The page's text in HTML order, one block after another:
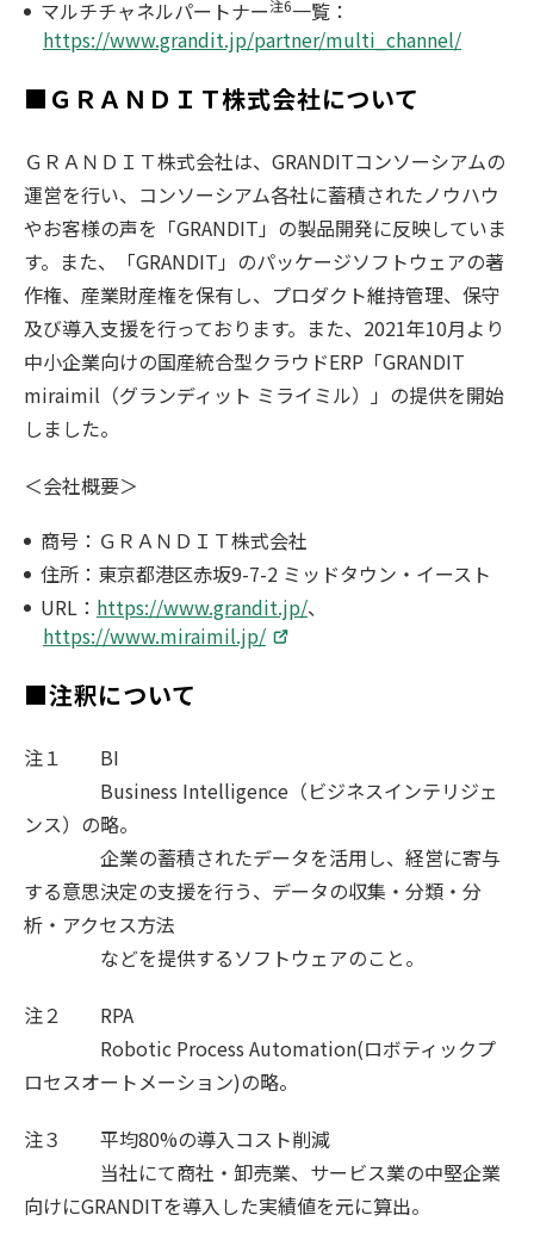
マルチチャネルパートナー注6一覧：
https://www.grandit.jp/partner/multi_channel/
■ＧＲＡＮＤＩＴ株式会社について
ＧＲＡＮＤＩＴ株式会社は、GRANDITコンソーシアムの
運営を行い、コンソーシアム各社に蓄積されたノウハウ
やお客様の声を「GRANDIT」の製品開発に反映していま
す。また、「GRANDIT」のパッケージソフトウェアの著
作権、産業財産権を保有し、プロダクト維持管理、保守
及び導入支援を行っております。また、2021年10月より
中小企業向けの国産統合型クラウドERP「GRANDIT
miraimil（グランディット ミライミル）」の提供を開始
しました。
＜会社概要＞
商号：ＧＲＡＮＤＩＴ株式会社
住所：東京都港区赤坂9-7-2 ミッドタウン・イースト
URL： https://www.grandit.jp/、
https://www.miraimil.jp/
■注釈について
注１ BI
Business Intelligence（ビジネスインテリジェ
ンス）の略。
企業の蓄積されたデータを活用し、経営に寄与
する意思決定の支援を行う、データの収集・分類・分
析・アクセス方法
などを提供するソフトウェアのこと。
注２ RPA
Robotic Process Automation(ロボティックプ
ロセスオートメーション)の略。
注３ 平均80%の導入コスト削減
当社にて商社・卸売業、サービス業の中堅企業
向けにGRANDITを導入した実績値を元に算出。